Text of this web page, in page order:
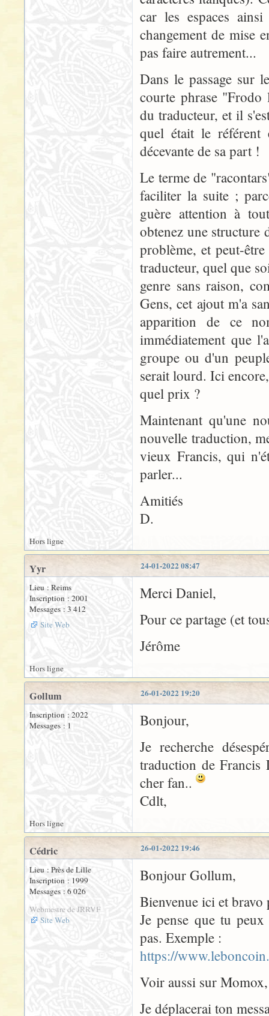
car les espaces
changement de mise
pas faire autrement...
Dans le passage sur
courte phrase "Frodo
du traducteur, et il
quel était le
décevante de sa part !
Le terme de
faciliter la suite ;
guère attention à
obtenez une structure
problème, et peut-
traducteur, quel que
genre sans raison,
Gens, cet ajout m'a
apparition de ce
immédiatement que
groupe ou d'un
serait lourd. Ici
quel prix ?
Maintenant qu'une
nouvelle traduction,
vieux Francis, qui
parler...
Amitiés
D.
Hors ligne
24-01-2022 08:47
Yyr
Lieu : Reims
Inscription : 2001
Messages : 3 412
Site Web
Merci Daniel,
Pour ce partage (et
Jérôme
Hors ligne
26-01-2022 19:20
Gollum
Inscription : 2022
Messages : 1
Bonjour,
Je recherche
traduction de
cher fan..
Cdlt,
Hors ligne
26-01-2022 19:46
Cédric
Lieu : Près de Lille
Inscription : 1999
Messages : 6 026
Webmestre de JRRVF
Site Web
Bonjour Gollum,
Bienvenue ici et
Je pense que tu
pas. Exemple :
https://
Voir aussi sur
Je déplacerai ton